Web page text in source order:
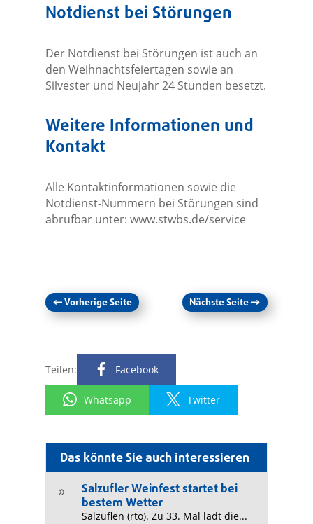
Das könnte Sie auch interessieren
9
Salzufler Weinfest startet bei
bestem Wetter
Salzuflen (rto). Zu 33. Mal lädt die...
Notdienst bei Störungen
Der Notdienst bei Störungen ist auch an
den Weihnachtsfeiertagen sowie an
Silvester und Neujahr 24 Stunden besetzt.
Weitere Informationen und
Kontakt
Alle Kontaktinformationen sowie die
Notdienst-Nummern bei Störungen sind
abrufbar unter: www.stwbs.de/service
←Vorherige Seite Nächste Seite→
Teilen: Facebook
Whatsapp Twitter